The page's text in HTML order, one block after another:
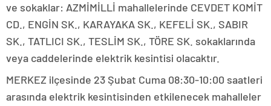
ve sokaklar: AZMİMİLLİ mahallelerinde CEVDET KOMİT
CD., ENGİN SK., KARAYAKA SK., KEFELİ SK., SABIR
SK., TATLICI SK., TESLİM SK., TÖRE SK. sokaklarında
veya caddelerinde elektrik kesintisi olacaktır.
MERKEZ ilçesinde 23 Şubat Cuma 08:30-10:00 saatleri
arasında elektrik kesintisinden etkilenecek mahalleler